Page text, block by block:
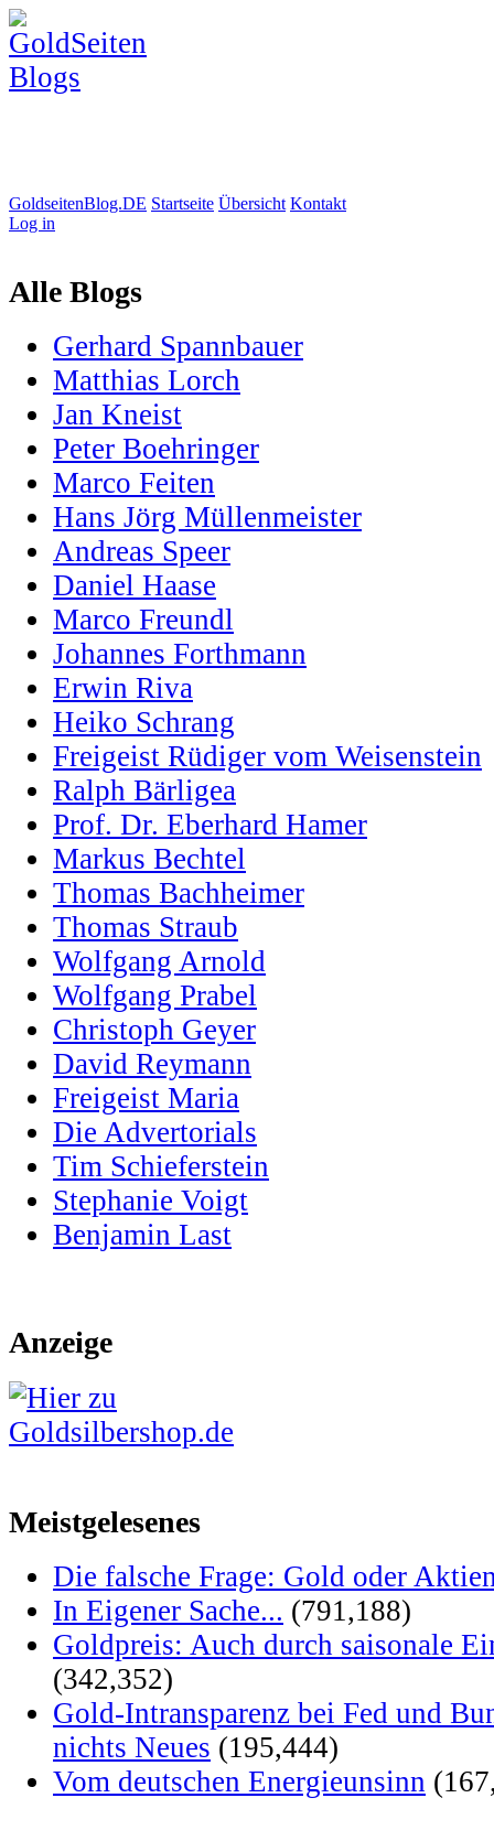
GoldseitenBlog.DE Startseite Übersicht Kontakt
Log in
Alle Blogs
Gerhard Spannbauer
Matthias Lorch
Jan Kneist
Peter Boehringer
Marco Feiten
Hans Jörg Müllenmeister
Andreas Speer
Daniel Haase
Marco Freundl
Johannes Forthmann
Erwin Riva
Heiko Schrang
Freigeist Rüdiger vom Weisenstein
Ralph Bärligea
Prof. Dr. Eberhard Hamer
Markus Bechtel
Thomas Bachheimer
Thomas Straub
Wolfgang Arnold
Wolfgang Prabel
Christoph Geyer
David Reymann
Freigeist Maria
Die Advertorials
Tim Schieferstein
Stephanie Voigt
Benjamin Last
Anzeige
Meistgelesenes
Die falsche Frage: Gold oder
In Eigener Sache... (791,188)
Goldpreis: Auch durch saisonale
(342,352)
Gold-Intransparenz bei Fed und
nichts Neues (195,444)
Vom deutschen Energieunsinn